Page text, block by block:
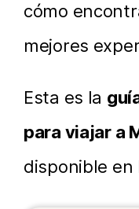
cómo
mejores
Esta es la
para viajar a
disponible